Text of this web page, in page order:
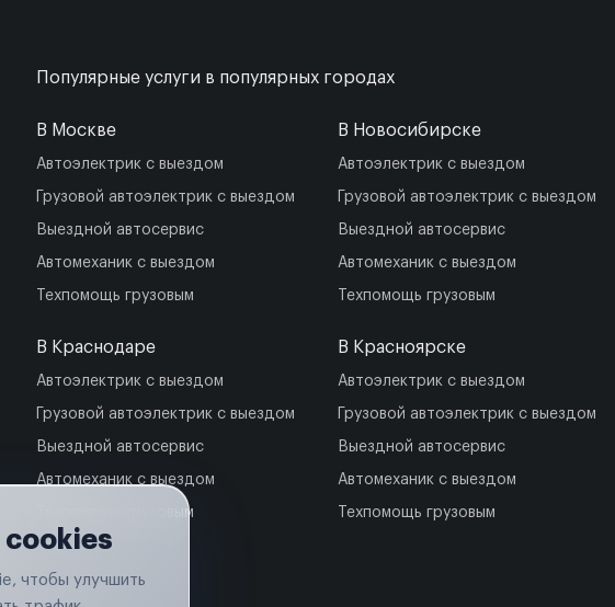
Популярные услуги в популярных городах
В Москве
Автоэлектрик с выездом
Грузовой автоэлектрик с выездом
Выездной автосервис
Автомеханик с выездом
Техпомощь грузовым
В Краснодаре
Автоэлектрик с выездом
Грузовой автоэлектрик с выездом
Выездной автосервис
Автомеханик с выездом
Техпомощь грузовым
В Новосибирске
Автоэлектрик с выездом
Грузовой автоэлектрик с выездом
Выездной автосервис
Автомеханик с выездом
Техпомощь грузовым
В Красноярске
Автоэлектрик с выездом
Грузовой автоэлектрик с выездом
Выездной автосервис
Автомеханик с выездом
Техпомощь грузовым
cookies
чтобы улучшить